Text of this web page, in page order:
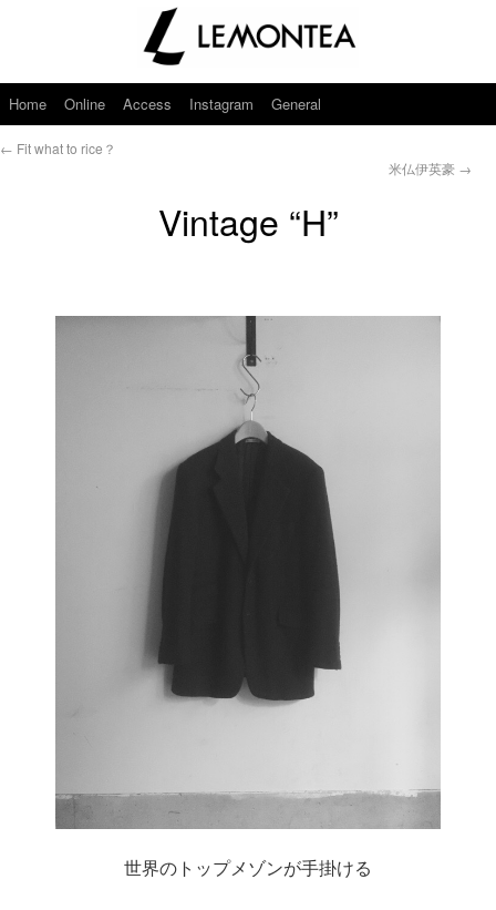
Home Online Access Instagram General
← Fit what to rice？
米仏伊英豪 →
Vintage “H”
世界のトップメゾンが手掛ける